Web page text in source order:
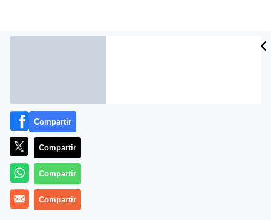
Más información
Compartir
Compartir
Compartir
Compartir